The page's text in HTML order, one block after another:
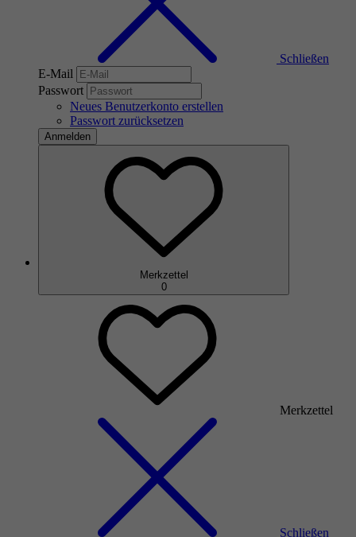
Schließen
E-Mail
Passwort
Neues Benutzerkonto erstellen
Passwort zurücksetzen
Anmelden
Merkzettel
0
Merkzettel
Schließen